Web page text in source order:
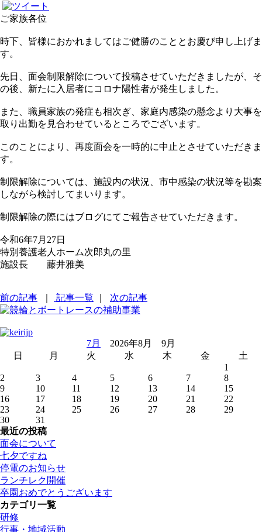
ご家族各位
時下、皆様におかれましてはご健勝のこととお慶び申し上げま
す。
先日、面会制限解除について投稿させていただきましたが、そ
の後、新たに入居者にコロナ陽性者が発生しました。
また、職員家族の発症も相次ぎ、家庭内感染の懸念より大事を
取り出勤を見合わせているところでございます。
このことにより、再度面会を一時的に中止とさせていただきま
す。
制限解除については、施設内の状況、市中感染の状況等を勘案
しながら検討してまいります。
制限解除の際にはブログにてご報告させていただきます。
令和6年7月27日
特別養護老人ホーム次郎丸の里
施設長 藤井雅美
前の記事 記事一覧 次の記事
7月
2026年8月 9月
日
月 火 水 木 金
土
1
2
3 4 5 6 7
8
9
10 11 12 13 14
15
16
17 18 19 20 21
22
23
24 25 26 27 28
29
30
31
最近の投稿
面会について
七夕ですね
停電のお知らせ
ランチレク開催
卒園おめでとうございます
カテゴリ一覧
研修
行事・地域活動